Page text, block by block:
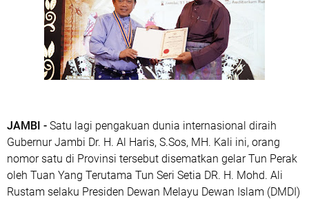
JAMBI - Satu lagi pengakuan dunia internasional diraih
Gubernur Jambi Dr. H. Al Haris, S.Sos, MH. Kali ini, orang
nomor satu di Provinsi tersebut disematkan gelar Tun Perak
oleh Tuan Yang Terutama Tun Seri Setia DR. H. Mohd. Ali
Rustam selaku Presiden Dewan Melayu Dewan Islam (DMDI)